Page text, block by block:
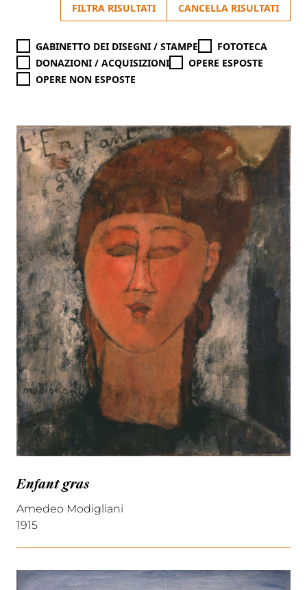
FILTRA RISULTATI CANCELLA RISULTATI
GABINETTO DEI DISEGNI / STAMPE
FOTOTECA
DONAZIONI / ACQUISIZIONI
OPERE ESPOSTE
OPERE NON ESPOSTE
Enfant gras
Amedeo Modigliani
1915